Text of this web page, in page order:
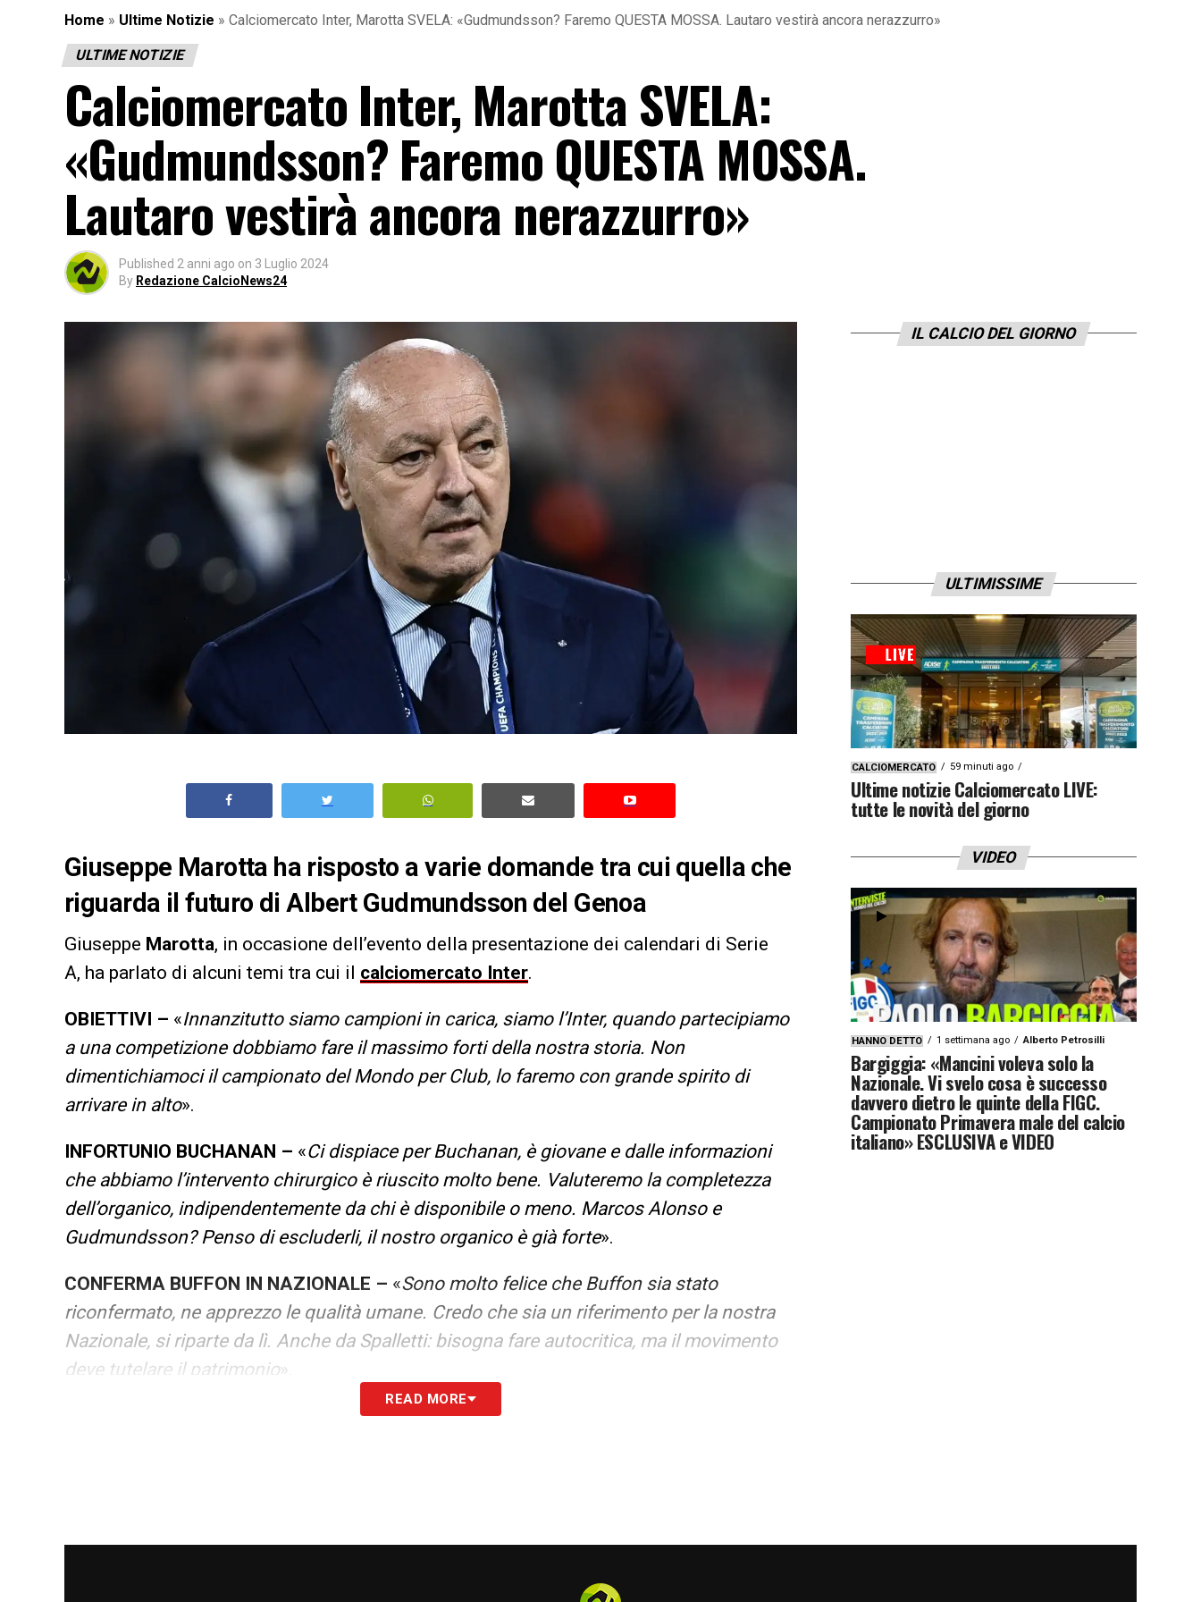
Home » Ultime Notizie » Calciomercato Inter, Marotta SVELA: «Gudmundsson? Faremo QUESTA MOSSA. Lautaro vestirà ancora nerazzurro»
ULTIME NOTIZIE
Calciomercato Inter, Marotta SVELA:
«Gudmundsson? Faremo QUESTA MOSSA.
Lautaro vestirà ancora nerazzurro»
Published 2 anni ago on 3 Luglio 2024
By Redazione CalcioNews24
Giuseppe Marotta ha risposto a varie domande tra cui quella che
riguarda il futuro di Albert Gudmundsson del Genoa
Giuseppe Marotta, in occasione dell’evento della presentazione dei calendari di Serie
A, ha parlato di alcuni temi tra cui il calciomercato Inter.
OBIETTIVI – «Innanzitutto siamo campioni in carica, siamo l’Inter, quando partecipiamo
a una competizione dobbiamo fare il massimo forti della nostra storia. Non
dimentichiamoci il campionato del Mondo per Club, lo faremo con grande spirito di
arrivare in alto».
INFORTUNIO BUCHANAN – «Ci dispiace per Buchanan, è giovane e dalle informazioni
che abbiamo l’intervento chirurgico è riuscito molto bene. Valuteremo la completezza
dell’organico, indipendentemente da chi è disponibile o meno. Marcos Alonso e
Gudmundsson? Penso di escluderli, il nostro organico è già forte».
CONFERMA BUFFON IN NAZIONALE – «Sono molto felice che Buffon sia stato
riconfermato, ne apprezzo le qualità umane. Credo che sia un riferimento per la nostra
Nazionale, si riparte da lì. Anche da Spalletti: bisogna fare autocritica, ma il movimento
deve tutelare il patrimonio».
Generalmente è difficile essere l’avversario da battere.
l’autorevolezza, che ha trovato con l’Inter. Non ha caso è anche capitano, siamo contenti
READ MORE
IL CALCIO DEL GIORNO
ULTIMISSIME
CALCIOMERCATO 59 minuti ago
Ultime notizie Calciomercato LIVE:
tutte le novità del giorno
VIDEO
HANNO DETTO 1 settimana ago Alberto Petrosilli
Bargiggia: «Mancini voleva solo la
Nazionale. Vi svelo cosa è successo
davvero dietro le quinte della FIGC.
Campionato Primavera male del calcio
italiano» ESCLUSIVA e VIDEO